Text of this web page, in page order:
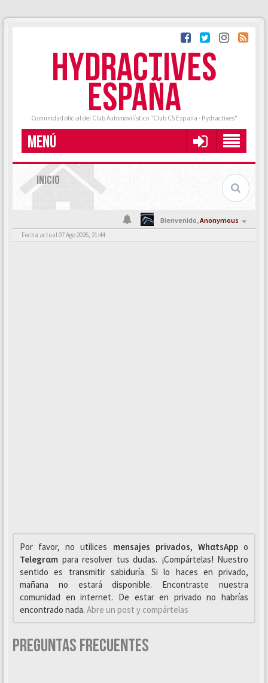
HYDRACTIVES
ESPAÑA
Comunidad oficial del Club Automovilístico "Club C5 España - Hydractives"
MENÚ
INICIO
Bienvenido,Anonymous
Fecha actual 07 Ago 2026, 21:44
Por favor, no utilices mensajes privados, WhαtsAppo
Telegrαm para resolver tus dudas. ¡Compártelas! Nuestro
sentido es transmitir sabiduría. Si lo haces en privado,
mañana no estará disponible. Encontraste nuestra
comunidad en internet. De estar en privado no habrías
encontrado nada. Abre un post y compártelas
Preguntas Frecuentes